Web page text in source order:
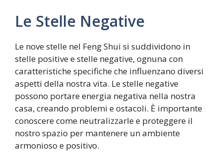
Le Stelle Negative
Le nove stelle nel Feng Shui si suddividono in
stelle positive e stelle negative, ognuna con
caratteristiche specifiche che influenzano diversi
aspetti della nostra vita. Le stelle negative
possono portare energia negativa nella nostra
casa, creando problemi e ostacoli. È importante
conoscere come neutralizzarle e proteggere il
nostro spazio per mantenere un ambiente
armonioso e positivo.